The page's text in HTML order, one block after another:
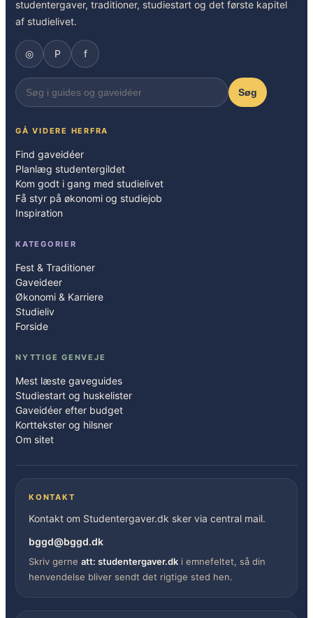
studentergaver, traditioner, studiestart og det første kapitel
af studielivet.
◎ P f
Søg
GÅ VIDERE HERFRA
Find gaveidéer
Planlæg studentergildet
Kom godt i gang med studielivet
Få styr på økonomi og studiejob
Inspiration
KATEGORIER
Fest & Traditioner
Gaveideer
Økonomi & Karriere
Studieliv
Forside
NYTTIGE GENVEJE
Mest læste gaveguides
Studiestart og huskelister
Gaveidéer efter budget
Korttekster og hilsner
Om sitet
KONTAKT
Kontakt om Studentergaver.dk sker via central mail.
bggd@bggd.dk
Skriv gerne att: studentergaver.dk i emnefeltet, så din
henvendelse bliver sendt det rigtige sted hen.